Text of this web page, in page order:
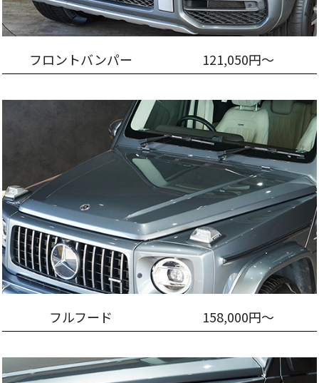
フロントバンパー 121,050円～
フルフード 158,000円～